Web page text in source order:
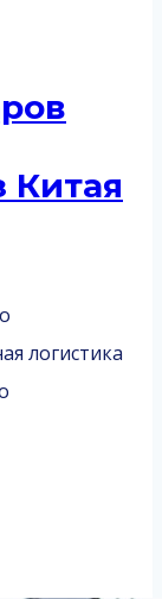
Китая
логистика